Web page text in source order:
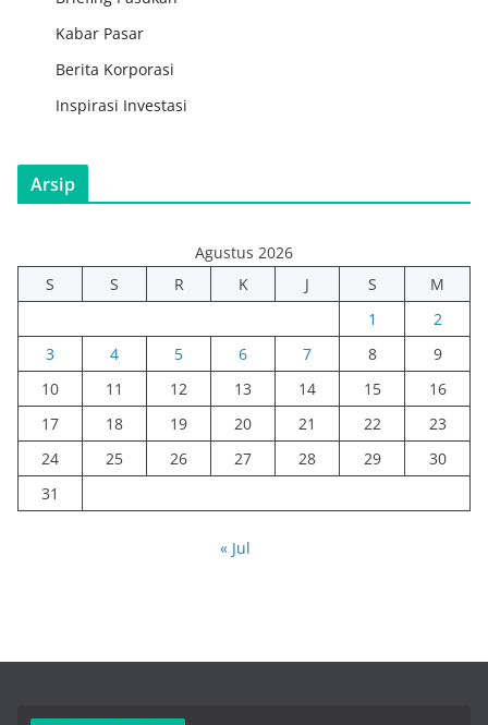
Kabar Pasar
Berita Korporasi
Inspirasi Investasi
Arsip
Agustus 2026
S
S R K J S
M
1
2
3
4 5 6 7 8
9
10
11 12 13 14 15
16
17
18 19 20 21 22
23
24
25 26 27 28 29
30
31
« Jul